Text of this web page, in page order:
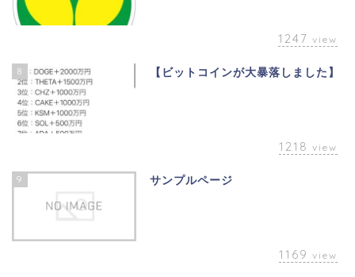
1247 view
8 【ビットコインが大暴落しました】
1218 view
9 サンプルページ
1169 view